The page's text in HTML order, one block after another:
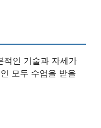
적인 기술과 자세가
모두 수업을 받을